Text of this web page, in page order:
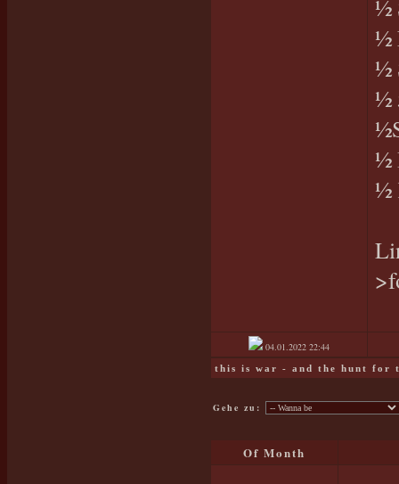
½
½
½
½
½
½
04.01.2022 22:44
this is war - and the hunt for
Gehe zu:
Of Month